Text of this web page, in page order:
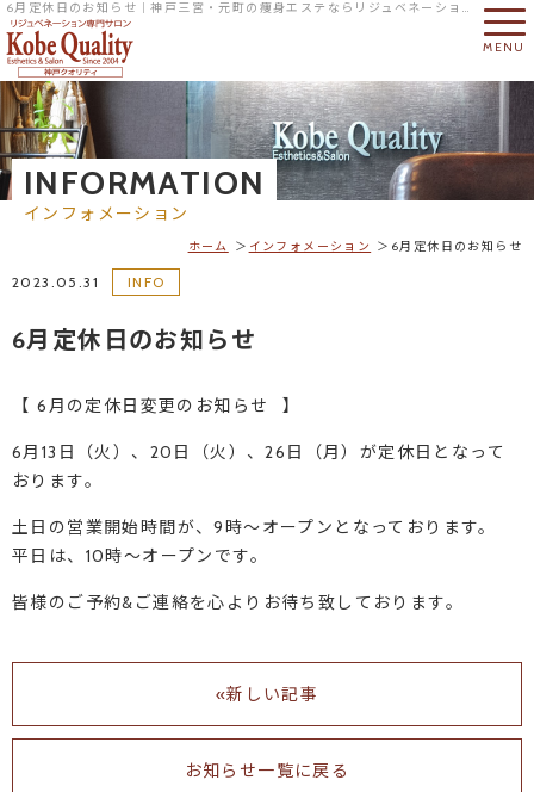
6月定休日のお知らせ｜神戸三宮・元町の痩身エステならリジュベネーション専門サロンの神戸クオリティへ
MENU
INFORMATION
インフォメーション
ホーム インフォメーション 6月定休日のお知らせ
2023.05.31 INFO
6月定休日のお知らせ
【 6月の定休日変更のお知らせ⠀】
6月13日（火）、20日（火）、26日（月）が定休日となって
おります。
土日の営業開始時間が、9時～オープンとなっております。
平日は、10時～オープンです。
皆様のご予約&ご連絡を心よりお待ち致しております。
«新しい記事
お知らせ一覧に戻る